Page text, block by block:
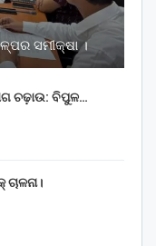
ସମୀକ୍ଷା ।
ଚଢ଼ାଉ: ବିପୁଳ…